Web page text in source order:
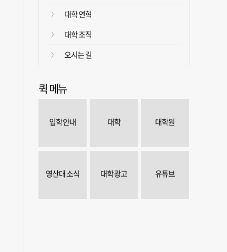
대학 연혁
대학 조직
오시는 길
퀵 메뉴
입학 안내 대학 대학원
영산대 소식 대학 광고 유튜브